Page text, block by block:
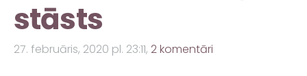
stāsts
27. februāris, 2020 pl. 23:11, 2 komentāri